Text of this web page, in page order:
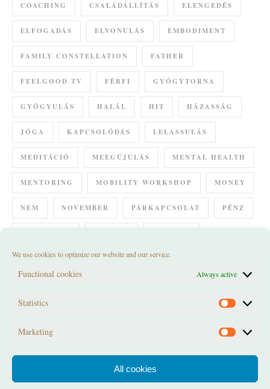
We use cookies to optimize our website and our service.
Functional cookies Always active
Statistics Statistics
Marketing
All cookies
COACHING CSALÁDÁLLÍTÁS ELENGEDÉS
ELFOGADÁS ELVONULÁS EMBODIMENT
FAMILY CONSTELLATION FATHER
FEELGOOD TV FÉRFI GYÓGYTORNA
GYÓGYULÁS HALÁL HIT HÁZASSÁG
JÓGA KAPCSOLÓDÁS LELASSULÁS
MEDITÁCIÓ MEEGÚJULÁS MENTAL HEALTH
MENTORING MOBILITY WORKSHOP MONEY
NEM NOVEMBER PÁRKAPCSOLAT PÉNZ
SPIRÁL SZERTARTÁS SUMMER SOLSTICE
TELIHOLD KÖR
VÁLTOZÁS